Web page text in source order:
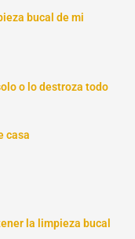
bucal de mi
o lo destroza todo
casa
la limpieza bucal